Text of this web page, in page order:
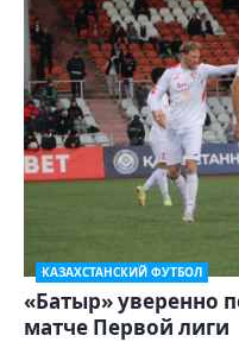
КАЗАХСТАНСКИЙ ФУТБОЛ
«Батыр» уверенно
матче Первой лиги